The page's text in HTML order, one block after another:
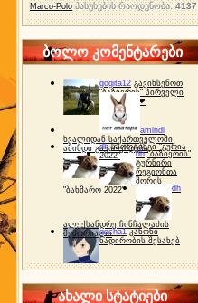
Marco-Polo პასუხების რაოდენობა:4137
ბოლო კომენტარები
gogita12 გავიხსენოთ
"ბაზიერის" პირველი
ტურნირი ❤
amindi
ხვალიდან საქართველოში
ამინდი გაუარესდება
dh სპორტინგი "გურია
2022"
dh "ბაზიერის"
ტურნირი
რეგიონთა
შორის
"ბახმარო 2022"
dh
ალექსანდრე ჩინჩალაძის
მემორიალიgocha1 კანონი
ნადირობის შესახებ
ახალი სტატიები